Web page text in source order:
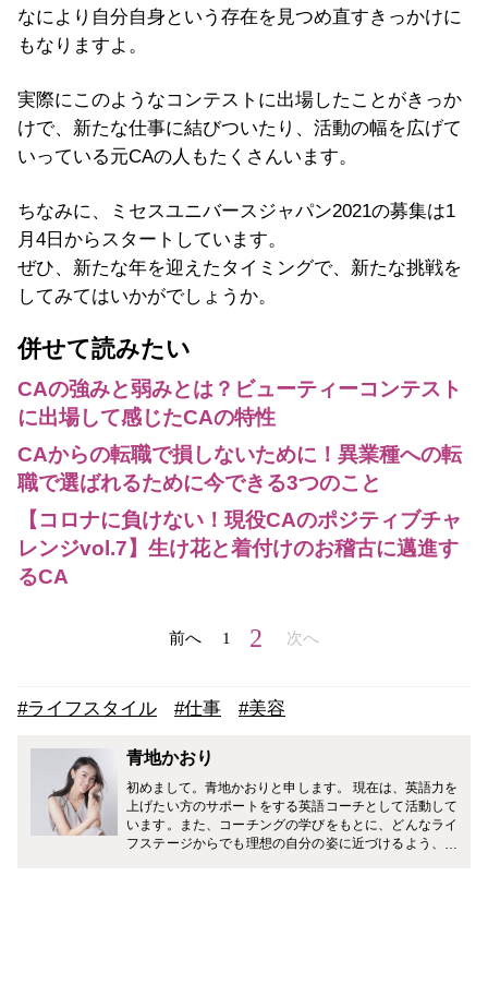
なにより自分自身という存在を見つめ直すきっかけに
もなりますよ。
実際にこのようなコンテストに出場したことがきっか
けで、新たな仕事に結びついたり、活動の幅を広げて
いっている元CAの人もたくさんいます。
ちなみに、ミセスユニバースジャパン2021の募集は1
月4日からスタートしています。
ぜひ、新たな年を迎えたタイミングで、新たな挑戦を
してみてはいかがでしょうか。
併せて読みたい
CAの強みと弱みとは？ビューティーコンテスト
に出場して感じたCAの特性
CAからの転職で損しないために！異業種への転
職で選ばれるために今できる3つのこと
【コロナに負けない！現役CAのポジティブチャ
レンジvol.7】生け花と着付けのお稽古に邁進す
るCA
前へ 1 2 次へ
#ライフスタイル #仕事 #美容
青地かおり
初めまして。青地かおりと申します。 現在は、英語力を
上げたい方のサポートをする英語コーチとして活動して
います。また、コーチングの学びをもとに、どんなライ
フステージからでも理想の自分の姿に近づけるよう、ポ